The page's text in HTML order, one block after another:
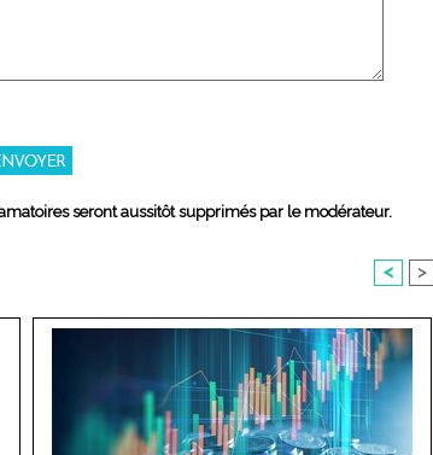
seront aussitôt supprimés par le modérateur.
< >